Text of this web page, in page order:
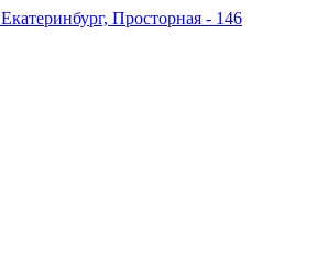
Екатеринбург, Просторная - 146